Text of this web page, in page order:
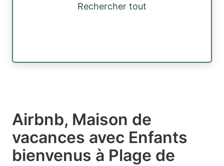
Rechercher tout
Airbnb, Maison de
vacances avec Enfants
bienvenus à Plage de